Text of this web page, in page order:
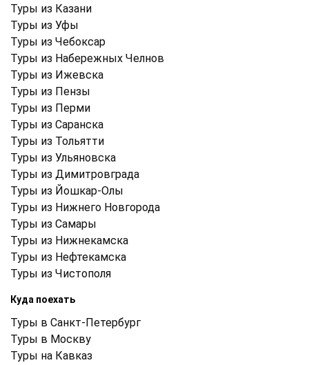
Туры из Казани
Туры из Уфы
Туры из Чебоксар
Туры из Набережных Челнов
Туры из Ижевска
Туры из Пензы
Туры из Перми
Туры из Саранска
Туры из Тольятти
Туры из Ульяновска
Туры из Димитровграда
Туры из Йошкар-Олы
Туры из Нижнего Новгорода
Туры из Самары
Туры из Нижнекамска
Туры из Нефтекамска
Туры из Чистополя
Куда поехать
Туры в Санкт-Петербург
Туры в Москву
Туры на Кавказ